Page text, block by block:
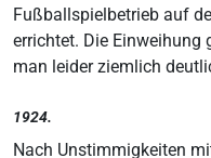
Fußballspielbetrieb auf
errichtet. Die Einweihung
man leider ziemlich
1924.
Nach Unstimmigkeiten